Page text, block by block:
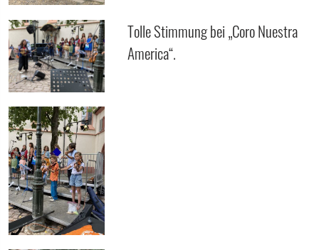
Tolle Stimmung bei „Coro Nuestra
America“.